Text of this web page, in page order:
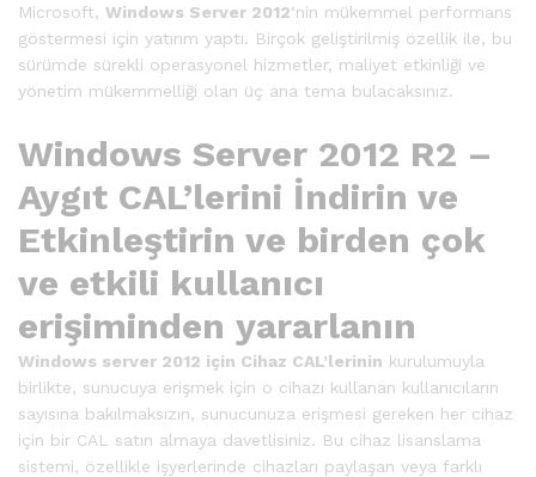
Microsoft, Windows Server 2012‘nin mükemmel performans
göstermesi için yatırım yaptı. Birçok geliştirilmiş özellik ile, bu
sürümde sürekli operasyonel hizmetler, maliyet etkinliği ve
yönetim mükemmelliği olan üç ana tema bulacaksınız.
Windows Server 2012 R2 –
Aygıt CAL’lerini İndirin ve
Etkinleştirin ve birden çok
ve etkili kullanıcı
erişiminden yararlanın
Windows server 2012 için Cihaz CAL’lerinin kurulumuyla
birlikte, sunucuya erişmek için o cihazı kullanan kullanıcıların
sayısına bakılmaksızın, sunucunuza erişmesi gereken her cihaz
için bir CAL satın almaya davetlisiniz. Bu cihaz lisanslama
sistemi, özellikle işyerlerinde cihazları paylaşan veya farklı